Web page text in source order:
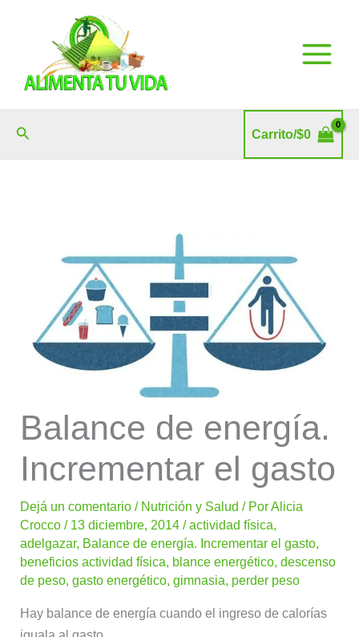
Buscar Carrito/$0
Balance de energía.
Incrementar el gasto
Dejá un comentario / Nutrición y Salud / PorAlicia
Crocco/ 13 diciembre, 2014/actividad física,
adelgazar, Balance de energía. Incrementar el gasto,
beneficios actividad física, blance energético,descenso
de peso,gasto energético,gimnasia, perder peso
Hay balance de energía cuando el ingreso de calorías